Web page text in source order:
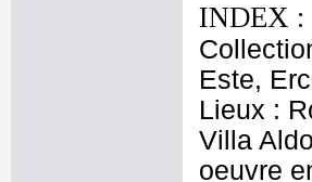
INDEX :
Este,
Lieux :
Villa
oeuvre